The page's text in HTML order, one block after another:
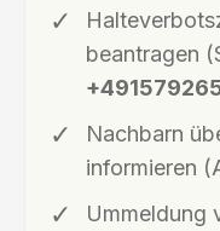
beantragen
Nachbarn
informieren
Ummeldung